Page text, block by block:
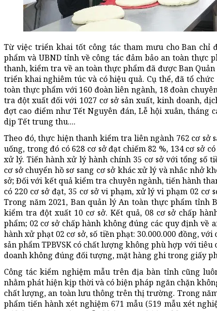
Từ việc triển khai tốt công tác tham mưu cho Ban chỉ
phẩm và UBND tỉnh về công tác đảm bảo an toàn thực
thanh, kiểm tra về an toàn thực phẩm đã được Ban
triển khai nghiêm túc và có hiệu quả. Cụ thể, đã tổ
toàn thực phẩm với 160 đoàn liên ngành, 18 đoàn
tra đột xuất đối với 1027 cơ sở sản xuất, kinh doanh,
đợt cao điểm như Tết Nguyên đán, Lễ hội xuân, tháng
dịp Tết trung thu....
Theo đó, thực hiện thanh kiểm tra liên ngành 762 cơ sở
uống, trong đó có 628 cơ sở đạt chiếm 82 %, 134 cơ sở
xử lý. Tiến hành xử lý hành chính 35 cơ sở với tổng số
cơ sở chuyển hồ sơ sang cơ sở khác xử lý và nhắc nhở
sở; Đối với kết quả kiểm tra chuyên ngành, tiến hành
có 220 cơ sở đạt, 35 cơ sở vi phạm, xử lý vi phạm 02 cơ
Trong năm 2021, Ban quản lý An toàn thực phẩm tỉnh
kiểm tra đột xuất 10 cơ sở. Kết quả, 08 cơ sở chấp
phẩm; 02 cơ sở chấp hành không đúng các quy định về
hành xử phạt 02 cơ sở, số tiền phạt: 30.000.000 đồng,
sản phẩm TPBVSK có chất lượng không phù hợp với tiêu
doanh không đúng đối tượng, mặt hàng ghi trong giấy
Công tác kiểm nghiệm mẫu trên địa bàn tỉnh cũng
nhằm phát hiện kịp thời và có biện pháp ngăn chặn
chất lượng, an toàn lưu thông trên thị trường. Trong
phẩm tiến hành xét nghiệm 671 mẫu (519 mẫu xét